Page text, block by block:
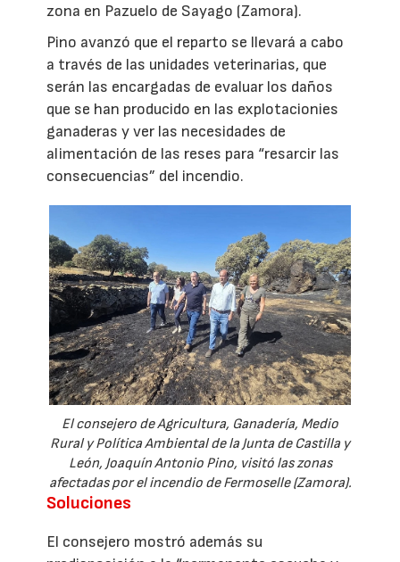
zona en Pazuelo de Sayago (Zamora).
Pino avanzó que el reparto se llevará a cabo
a través de las unidades veterinarias, que
serán las encargadas de evaluar los daños
que se han producido en las explotacionies
ganaderas y ver las necesidades de
alimentación de las reses para “resarcir las
consecuencias” del incendio.
El consejero de Agricultura, Ganadería, Medio
Rural y Política Ambiental de la Junta de Castilla y
León, Joaquín Antonio Pino, visitó las zonas
afectadas por el incendio de Fermoselle (Zamora).
Soluciones
El consejero mostró además su